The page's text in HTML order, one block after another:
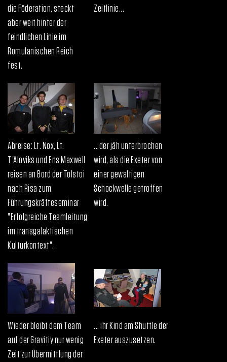
die Föderation, steckt
aber weit hinter der
feindlichen Linie im
Romulanischen Reich
fest.
Zeitlinie...
Abreise: Lt. Nox, Lt.
T'Aloviks und Ens Maxwell
reisen an Bord der Tolstoi
nach Risa zum
Führungskräfteseminar
"Erfolgreiche Teamleitung
im transgalaktischen
Kulturkontext".
...der jäh unterbrochen
wird, als die Exeter von
einer gewaltigen
Schockwelle getroffen
wird.
Wieder bleibt dem Team
auf der Gravitiy nur wenig
Zeit zur Übermittlung der
... ihr Kind am Shuttle der
Exeter auszusetzen.